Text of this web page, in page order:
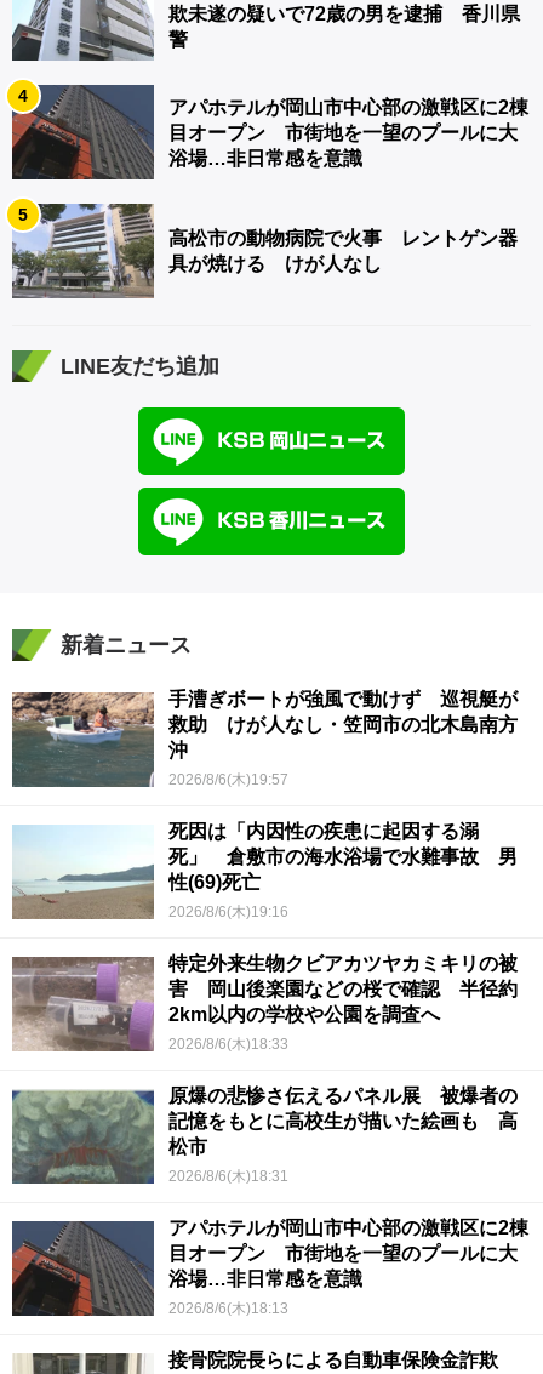
欺未遂の疑いで72歳の男を逮捕 香川県
警
4
アパホテルが岡山市中心部の激戦区に2棟
目オープン 市街地を一望のプールに大
浴場…非日常感を意識
5
高松市の動物病院で火事 レントゲン器
具が焼ける けが人なし
LINE友だち追加
新着ニュース
手漕ぎボートが強風で動けず 巡視艇が
救助 けが人なし・笠岡市の北木島南方
沖
2026/8/6(木)19:57
死因は「内因性の疾患に起因する溺
死」 倉敷市の海水浴場で水難事故 男
性(69)死亡
2026/8/6(木)19:16
特定外来生物クビアカツヤカミキリの被
害 岡山後楽園などの桜で確認 半径約
2km以内の学校や公園を調査へ
2026/8/6(木)18:33
原爆の悲惨さ伝えるパネル展 被爆者の
記憶をもとに高校生が描いた絵画も 高
松市
2026/8/6(木)18:31
アパホテルが岡山市中心部の激戦区に2棟
目オープン 市街地を一望のプールに大
浴場…非日常感を意識
2026/8/6(木)18:13
接骨院院長らによる自動車保険金詐欺